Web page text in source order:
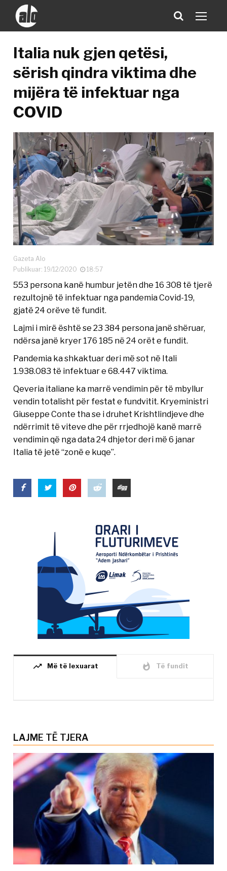
Italia nuk gjen qetësi,
sërish qindra viktima dhe
mijëra të infektuar nga
COVID
Gazeta Alo
Publikuar: 19/12/2020
18:57
553 persona kanë humbur jetën dhe 16 308 të tjerë
rezultojnë të infektuar nga pandemia Covid-19,
gjatë 24 orëve të fundit.
Lajmi i mirë është se 23 384 persona janë shëruar,
ndërsa janë kryer 176 185 në 24 orët e fundit.
Pandemia ka shkaktuar deri më sot në Itali
1.938.083 të infektuar e 68.447 viktima.
Qeveria italiane ka marrë vendimin për të mbyllur
vendin totalisht për festat e fundvitit. Kryeministri
Giuseppe Conte tha se i druhet Krishtlindjeve dhe
ndërrimit të viteve dhe për rrjedhojë kanë marrë
vendimin që nga data 24 dhjetor deri më 6 janar
Italia të jetë “zonë e kuqe”.
trending_up Më të lexuarat whatshot Të fundit
LAJME TË TJERA